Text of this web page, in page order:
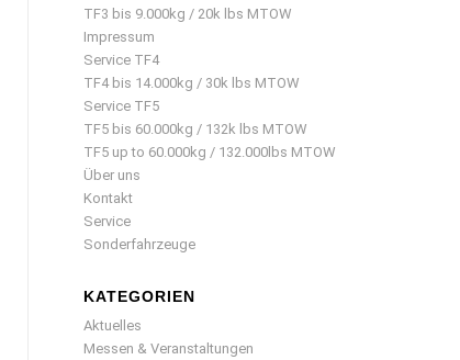
TF3 bis 9.000kg / 20k lbs MTOW
Impressum
Service TF4
TF4 bis 14.000kg / 30k lbs MTOW
Service TF5
TF5 bis 60.000kg / 132k lbs MTOW
TF5 up to 60.000kg / 132.000lbs MTOW
Über uns
Kontakt
Service
Sonderfahrzeuge
KATEGORIEN
Aktuelles
Messen & Veranstaltungen